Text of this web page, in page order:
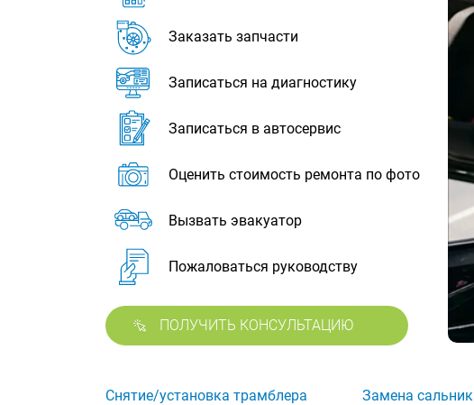
Заказать запчасти
Записаться на диагностику
Записаться в автосервис
Оценить стоимость ремонта по фото
Вызвать эвакуатор
Пожаловаться руководству
ПОЛУЧИТЬ КОНСУЛЬТАЦИЮ
Снятие/установка трамблера
Замена